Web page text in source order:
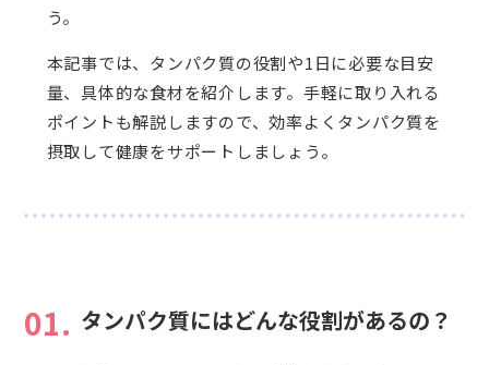
う。
本記事では、タンパク質の役割や1日に必要な目安
量、具体的な食材を紹介します。手軽に取り入れる
ポイントも解説しますので、効率よくタンパク質を
摂取して健康をサポートしましょう。
01. タンパク質にはどんな役割があるの？